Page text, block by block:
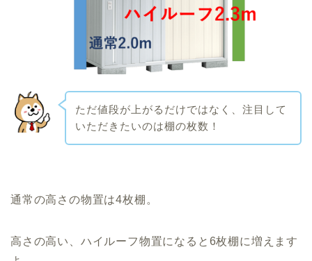
ただ値段が上がるだけではなく、注目して
いただきたいのは棚の枚数！
通常の高さの物置は4枚棚。
高さの高い、ハイルーフ物置になると6枚棚に増えます